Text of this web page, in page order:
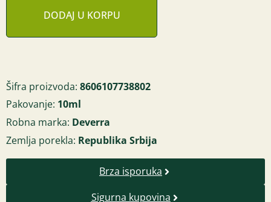
DODAJ U KORPU
Šifra proizvoda: 8606107738802
Pakovanje: 10ml
Robna marka: Deverra
Zemlja porekla: Republika Srbija
Brza isporuka
Sigurna kupovina